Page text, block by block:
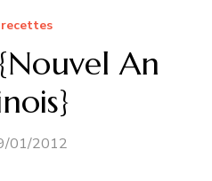
recettes
An
01/2012